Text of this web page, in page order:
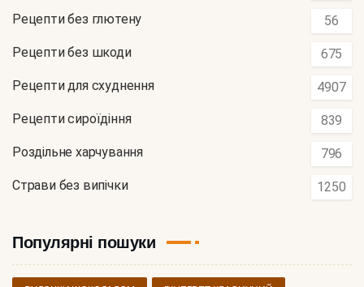
Рецепти без глютену 56
Рецепти без шкоди 675
Рецепти для схуднення 4907
Рецепти сироїдіння 839
Роздільне харчування 796
Страви без випічки 1250
Популярні пошуки